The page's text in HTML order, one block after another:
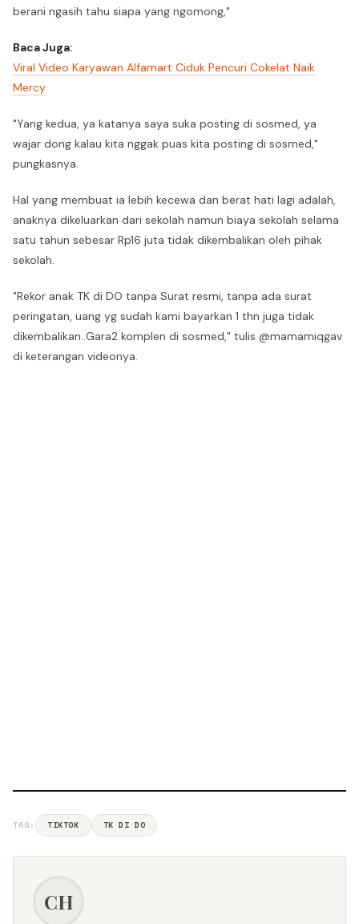
berani ngasih tahu siapa yang ngomong,"
Baca Juga:
Viral Video Karyawan Alfamart Ciduk Pencuri Cokelat Naik
Mercy
"Yang kedua, ya katanya saya suka posting di sosmed, ya
wajar dong kalau kita nggak puas kita posting di sosmed,"
pungkasnya.
Hal yang membuat ia lebih kecewa dan berat hati lagi adalah,
anaknya dikeluarkan dari sekolah namun biaya sekolah selama
satu tahun sebesar Rp16 juta tidak dikembalikan oleh pihak
sekolah.
"Rekor anak TK di DO tanpa Surat resmi, tanpa ada surat
peringatan, uang yg sudah kami bayarkan 1 thn juga tidak
dikembalikan..Gara2 komplen di sosmed," tulis @mamamiqgav
di keterangan videonya.
TAG: TIKTOK TK DI DO
CH